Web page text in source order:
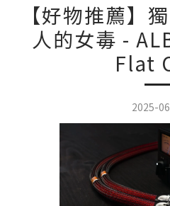
【好物推薦】
人的女毒 -
Flat
2025-